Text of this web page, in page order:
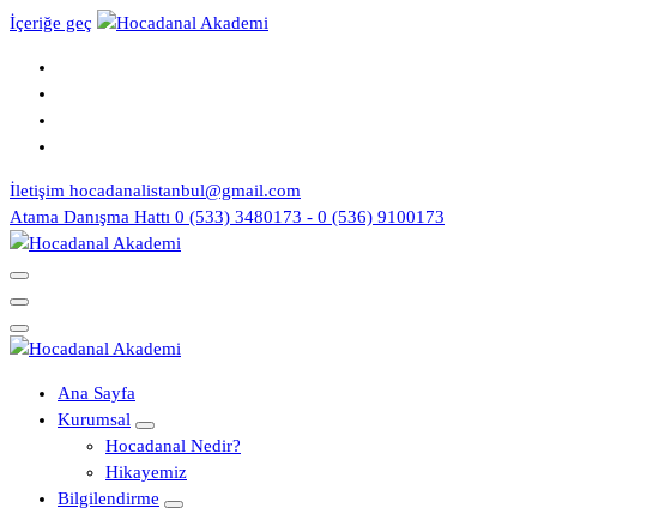
İçeriğe geç
İletişim hocadanalistanbul@gmail.com
Atama Danışma Hattı 0 (533) 3480173 - 0 (536) 9100173
Yeni Nesil KPSS Eğitim Kurumu
Ana Sayfa
Kurumsal
Hocadanal Nedir?
Hikayemiz
Bilgilendirme